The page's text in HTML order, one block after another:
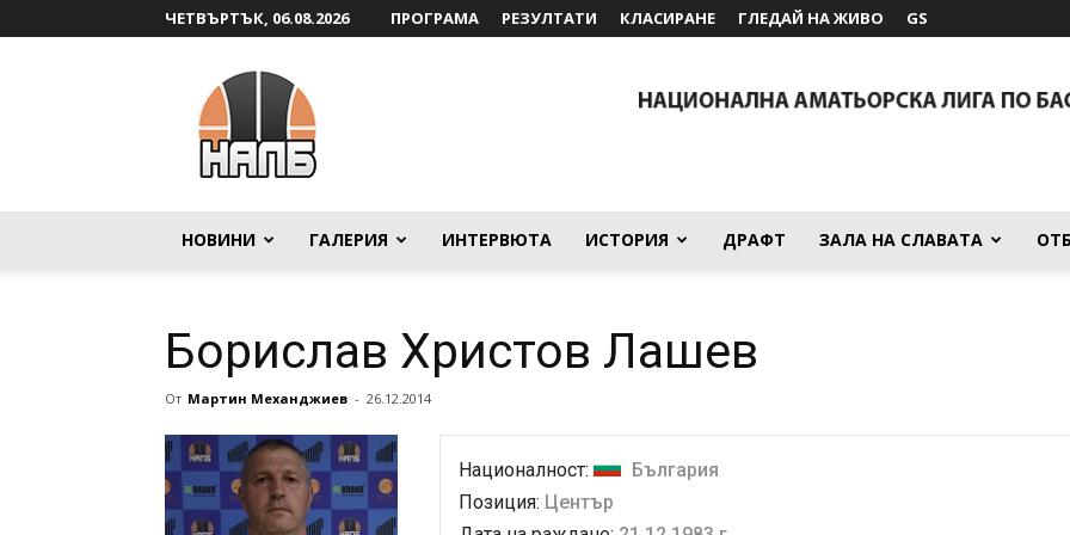
ЧЕТВЪРТЪК, 06.08.2026 ПРОГРАМА РЕЗУЛТАТИ КЛАСИРАНЕ ГЛЕДАЙ НА ЖИВО GS
НОВИНИ ГАЛЕРИЯ ИНТЕРВЮТА ИСТОРИЯ ДРАФТ ЗАЛА НА СЛАВАТА
Борислав Христов Лашев
От Мартин Механджиев - 26.12.2014
Националност:
България
Позиция: Център